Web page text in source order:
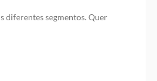
diferentes segmentos. Quer